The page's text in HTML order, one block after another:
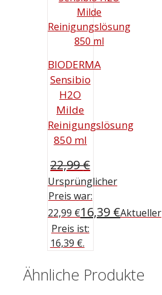
BIODERMA
Sensibio
H2O
Milde
Reinigungslösung
850 ml
22,99€
Ursprünglicher
Preis war:
22,99 €16,39 €Aktueller
Preis ist:
16,39 €.
Ähnliche Produkte